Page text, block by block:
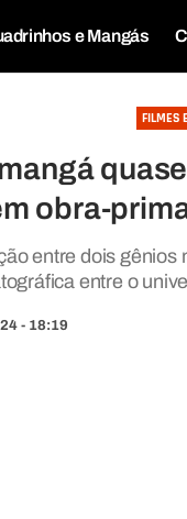
e Mangás
FILMES
obra-
entre dois
entre o
- 18:19